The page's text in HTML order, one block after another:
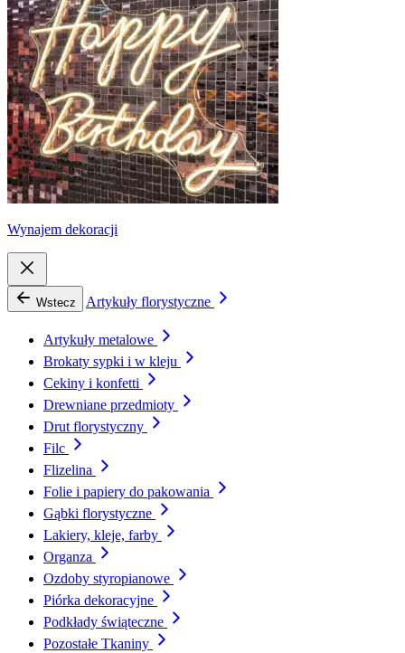
Wynajem dekoracji
Wstecz Artykuły florystyczne
Artykuły metalowe
Brokaty sypki i w kleju
Cekiny i konfetti
Drewniane przedmioty
Drut florystyczny
Filc
Flizelina
Folie i papiery do pakowania
Gąbki florystyczne
Lakiery, kleje, farby
Organza
Ozdoby styropianowe
Piórka dekoracyjne
Podkłady świąteczne
Pozostałe Tkaniny